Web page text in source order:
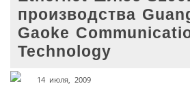
производства
Gaoke
Technology
14 июля, 2009